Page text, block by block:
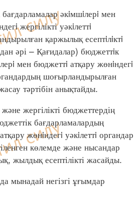
әкiмшiлерi мен
жергілікті уәкiлеттi
қаржылық есептiлiктi
әрі – Қағидалар) бюджеттiк
мен бюджеттi атқару жөнiндегi
шоғырландырылған
тәртібін анықтайды.
жергілікті бюджеттердің
бағдарламалардың
жөнiндегi уәкiлеттi органдар
көлемде және нысандар
жылдық есептілікті жасайды.
негізгі ұғымдар